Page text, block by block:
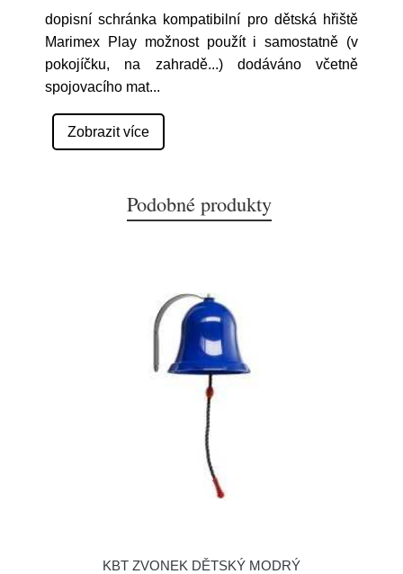
dopisní schránka kompatibilní pro dětská hřiště
Marimex Play možnost použít i samostatně (v
pokojíčku, na zahradě...) dodáváno včetně
spojovacího mat...
Zobrazit více
Podobné produkty
KBT ZVONEK DĚTSKÝ MODRÝ